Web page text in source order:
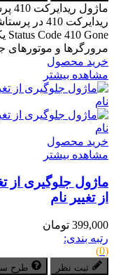
مرورگرها و موتورهای
خرید محصول
مشاهده بیشتر
خرید محصول
مشاهده بیشتر
ماژول جلوگیری از
از تغییر نام
399,000 تومان
رتبه بندی:
(0)
ثبت نظر طرح